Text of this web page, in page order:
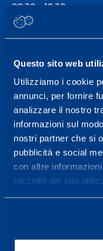
Questo sito web
Utilizziamo i cookie
annunci, per fornire
analizzare il nostro
informazioni sul
nostri partner che si
pubblicità e social
con altre
raccolto dal suo
08.30 - 18.30
Centro
wellness.
Maggiori
Servizi
Servizi Medici
Test di valutazione